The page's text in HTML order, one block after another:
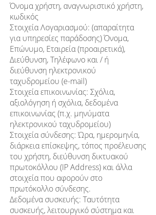
Όνομα χρήστη, αναγνωριστικό χρήστη,
κωδικός
Στοιχεία Λογαριασμού: (απαραίτητα
για υπηρεσίες παράδοσης) Όνομα,
Επώνυμο, Εταιρεία (προαιρετικά),
Διεύθυνση, Τηλέφωνο και / ή
διεύθυνση ηλεκτρονικού
ταχυδρομείου (e-mail)
Στοιχεία επικοινωνίας: Σχόλια,
αξιολόγηση ή σχόλια, δεδομένα
επικοινωνίας (π.χ. μηνύματα
ηλεκτρονικού ταχυδρομείου)
Στοιχεία σύνδεσης: Ώρα, ημερομηνία,
διάρκεια επίσκεψης, τόπος προέλευσης
του χρήστη, διεύθυνση δικτυακού
πρωτοκόλλου (IP Address) και άλλα
στοιχεία που αφορούν στο
πρωτόκολλο σύνδεσης.
Δεδομένα συσκευής: Ταυτότητα
συσκευής, λειτουργικό σύστημα και